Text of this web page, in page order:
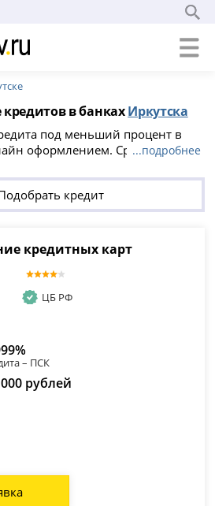
в банкахИркутска
под меньший процент в
оформлением. Сравните 3
рублей и оформите заявку на
других банков под более
...подробнее
кредит
кредитных карт
ЦБ РФ
– ПСК
рублей